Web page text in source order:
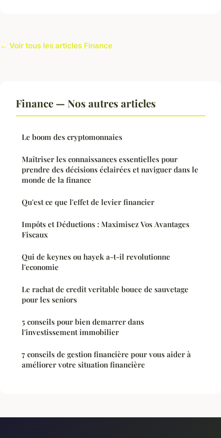
← Voir tous les articles Finance
Finance — Nos autres articles
Le boom des cryptomonnaies
Maîtriser les connaissances essentielles pour
prendre des décisions éclairées et naviguer dans le
monde de la finance
Qu'est ce que l'effet de levier financier
Impôts et Déductions : Maximisez Vos Avantages
Fiscaux
Qui de keynes ou hayek a-t-il revolutionne
l'economie
Le rachat de credit veritable bouee de sauvetage
pour les seniors
5 conseils pour bien demarrer dans
l'investissement immobilier
7 conseils de gestion financière pour vous aider à
améliorer votre situation financière